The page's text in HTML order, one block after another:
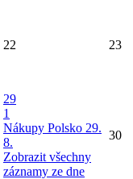
22 23
29
1
Nákupy Polsko 29.
8.
Zobrazit všechny
záznamy ze dne
30